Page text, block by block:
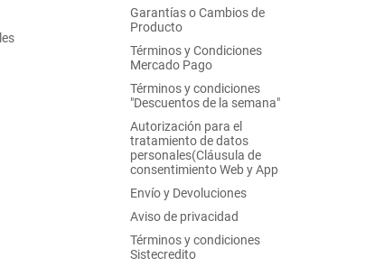
Garantías o Cambios de
Producto
Términos y Condiciones
Mercado Pago
Términos y condiciones
"Descuentos de la semana"
Autorización para el
tratamiento de datos
personales(Cláusula de
consentimiento Web y App
Envío y Devoluciones
Aviso de privacidad
Términos y condiciones
Sistecredito